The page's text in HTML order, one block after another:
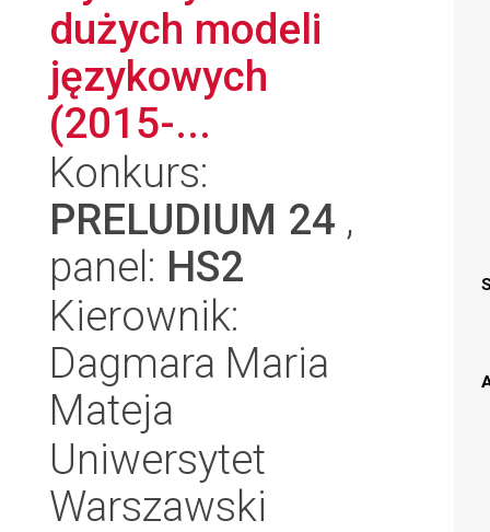
dużych modeli
językowych
(2015-...
Konkurs:
PRELUDIUM 24 ,
panel: HS2
Kierownik:
Dagmara Maria
Mateja
Uniwersytet
Warszawski